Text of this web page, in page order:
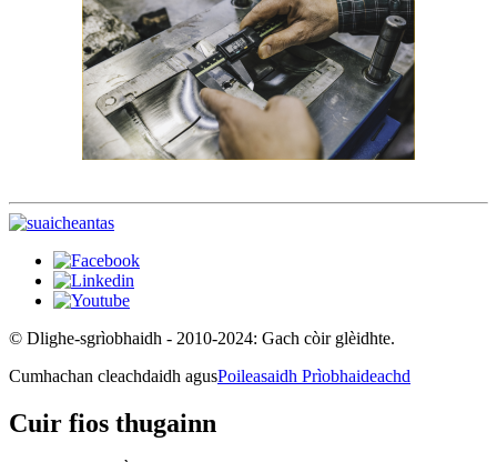
© Dlighe-sgrìobhaidh - 2010-2024: Gach còir glèidhte.
Cumhachan cleachdaidh agusPoileasaidh Prìobhaideachd
Cuir fios thugainn